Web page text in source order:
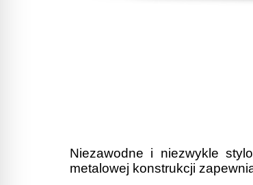
Niezawodne i niezwykle
metalowej konstrukcji